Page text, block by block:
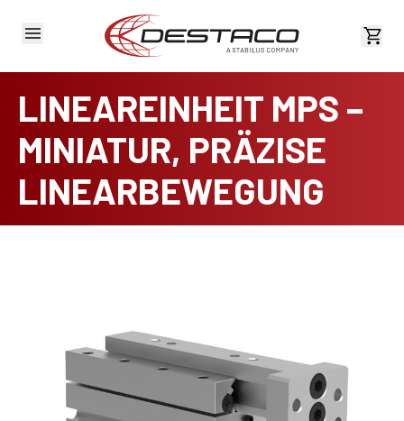
LINEAREINHEIT MPS –
MINIATUR, PRÄZISE
LINEARBEWEGUNG